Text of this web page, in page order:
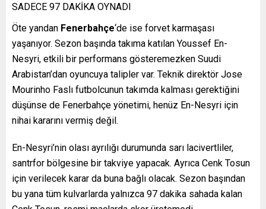
SADECE 97 DAKİKA OYNADI
Öte yandan Fenerbahçe‘de ise forvet karmaşası
yaşanıyor. Sezon başında takıma katılan Youssef En-
Nesyri, etkili bir performans gösteremezken Suudi
Arabistan’dan oyuncuya talipler var. Teknik direktör Jose
Mourinho Faslı futbolcunun takımda kalması gerektiğini
düşünse de Fenerbahçe yönetimi, henüz En-Nesyri için
nihai kararını vermiş değil.
En-Nesyri’nin olası ayrılığı durumunda sarı lacivertliler,
santrfor bölgesine bir takviye yapacak. Ayrıca Cenk Tosun
için verilecek karar da buna bağlı olacak. Sezon başından
bu yana tüm kulvarlarda yalnızca 97 dakika sahada kalan